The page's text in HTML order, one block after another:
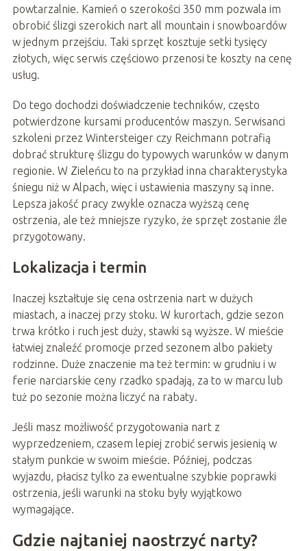
powtarzalnie. Kamień o szerokości 350 mm pozwala im
obrobić ślizgi szerokich nart all mountain i snowboardów
w jednym przejściu. Taki sprzęt kosztuje setki tysięcy
złotych, więc serwis częściowo przenosi te koszty na cenę
usług.
Do tego dochodzi doświadczenie techników, często
potwierdzone kursami producentów maszyn. Serwisanci
szkoleni przez Wintersteiger czy Reichmann potrafią
dobrać strukturę ślizgu do typowych warunków w danym
regionie. W Zieleńcu to na przykład inna charakterystyka
śniegu niż w Alpach, więc i ustawienia maszyny są inne.
Lepsza jakość pracy zwykle oznacza wyższą cenę
ostrzenia, ale też mniejsze ryzyko, że sprzęt zostanie źle
przygotowany.
Lokalizacja i termin
Inaczej kształtuje się cena ostrzenia nart w dużych
miastach, a inaczej przy stoku. W kurortach, gdzie sezon
trwa krótko i ruch jest duży, stawki są wyższe. W mieście
łatwiej znaleźć promocje przed sezonem albo pakiety
rodzinne. Duże znaczenie ma też termin: w grudniu i w
ferie narciarskie ceny rzadko spadają, za to w marcu lub
tuż po sezonie można liczyć na rabaty.
Jeśli masz możliwość przygotowania nart z
wyprzedzeniem, czasem lepiej zrobić serwis jesienią w
stałym punkcie w swoim mieście. Później, podczas
wyjazdu, płacisz tylko za ewentualne szybkie poprawki
ostrzenia, jeśli warunki na stoku były wyjątkowo
wymagające.
Gdzie najtaniej naostrzyć narty?